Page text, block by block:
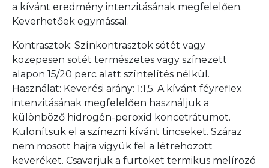
a kívánt eredmény intenzitásának megfelelően.
Keverhetőek egymással.
Kontrasztok: Színkontrasztok sötét vagy
közepesen sötét természetes vagy színezett
alapon 15/20 perc alatt színtelítés nélkül.
Használat: Keverési arány: 1:1,5. A kívánt féyreflex
intenzitásának megfelelően használjuk a
különböző hidrogén-peroxid koncetrátumot.
Különítsük el a színezni kívánt tincseket. Száraz
nem mosott hajra vigyük fel a létrehozott
keveréket. Csavarjuk a fürtöket termikus melírozó